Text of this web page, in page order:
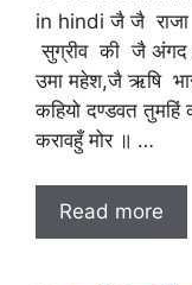
in hindi जै जै
सुग्रीव की जै अंगद
उमा महेश,जै ऋषि
कहियो दण्डवत तुमहिं
करावहुँ मोर ॥ …
Read more